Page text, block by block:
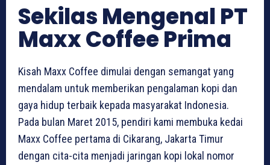
Sekilas Mengenal PT
Maxx Coffee Prima
Kisah Maxx Coffee dimulai dengan semangat yang
mendalam untuk memberikan pengalaman kopi dan
gaya hidup terbaik kepada masyarakat Indonesia.
Pada bulan Maret 2015, pendiri kami membuka kedai
Maxx Coffee pertama di Cikarang, Jakarta Timur
dengan cita-cita menjadi jaringan kopi lokal nomor